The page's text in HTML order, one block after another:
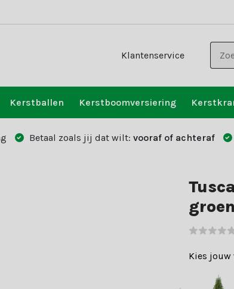
Klantenservice
Kerstballen Kerstboomversiering
Betaal zoals jij dat wilt: vooraf of achteraf
groen
Kies jouw